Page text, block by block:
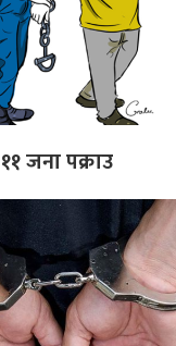
जना पक्राउ